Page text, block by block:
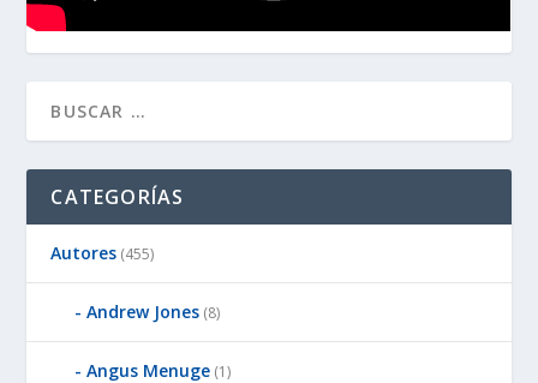
CATEGORÍAS
Autores (455)
Andrew Jones (8)
Angus Menuge (1)